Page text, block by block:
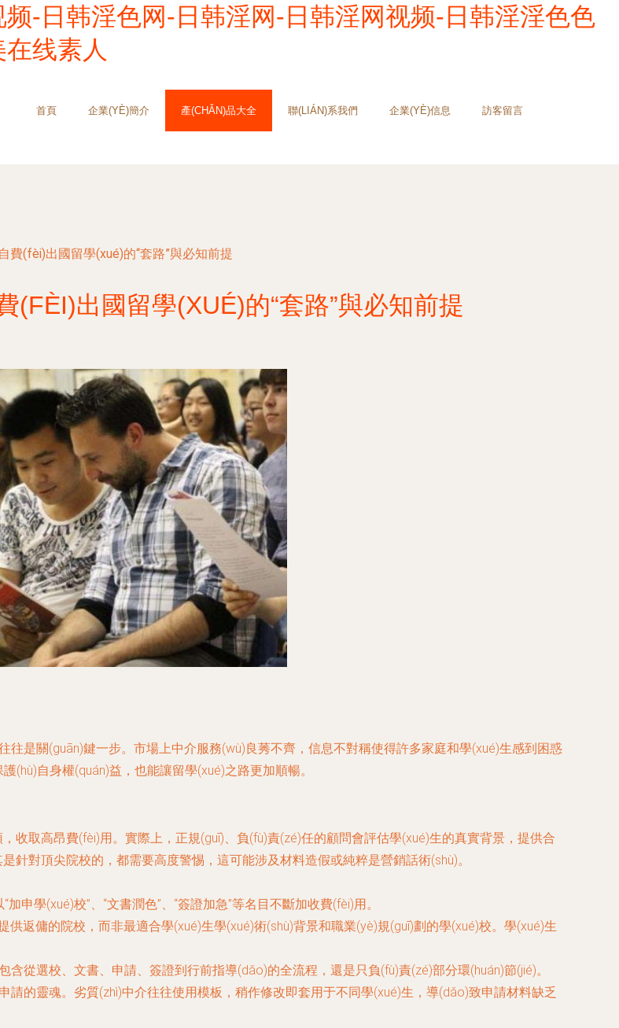
-日韩淫色网-日韩淫网-日韩淫网视频-日韩淫淫色色
线素人
首頁 企業(YÈ)簡介 產(CHǍN)品大全 聯(LIÁN)系我們 企業(YÈ)信息 訪客留言
費(fèi)出國留學(xué)的“套路”與必知前提
(FÈI)出國留學(XUÉ)的“套路”與必知前提
是關(guān)鍵一步。市場上中介服務(wù)良莠不齊，信息不對稱使得許多家庭和學(xué)生感到困惑
(hù)自身權(quán)益，也能讓留學(xué)之路更加順暢。
，收取高昂費(fèi)用。實際上，正規(guī)、負(fù)責(zé)任的顧問會評估學(xué)生的真實背景，提供合
針對頂尖院校的，都需要高度警惕，這可能涉及材料造假或純粹是營銷話術(shù)。
申學(xué)校”、“文書潤色”、“簽證加急”等名目不斷加收費(fèi)用。
供返傭的院校，而非最適合學(xué)生學(xué)術(shù)背景和職業(yè)規(guī)劃的學(xué)校。學(xué)生
含從選校、文書、申請、簽證到行前指導(dǎo)的全流程，還是只負(fù)責(zé)部分環(huán)節(jié)。
請的靈魂。劣質(zhì)中介往往使用模板，稍作修改即套用于不同學(xué)生，導(dǎo)致申請材料缺乏